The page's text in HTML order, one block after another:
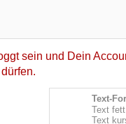
sein und Dein
Text-
Text
Text